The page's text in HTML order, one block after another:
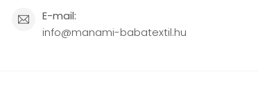
E-mail:
info@manami-babatextil.hu